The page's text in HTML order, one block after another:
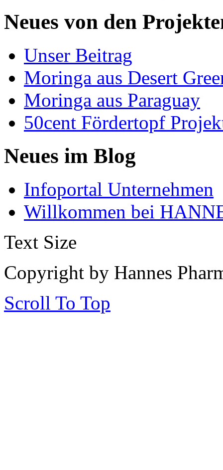
Neues von den
Unser Beitrag
Moringa aus Desert
Moringa aus Paraguay
50cent Fördertopf
Neues im Blog
Infoportal Unternehmen
Willkommen bei
Text Size
Copyright by Hannes
Scroll To Top